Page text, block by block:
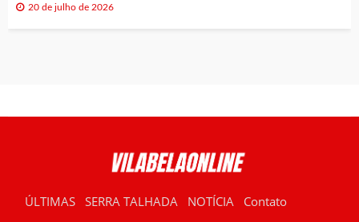
20 de julho de 2026
ÚLTIMAS SERRA TALHADA NOTÍCIA Contato